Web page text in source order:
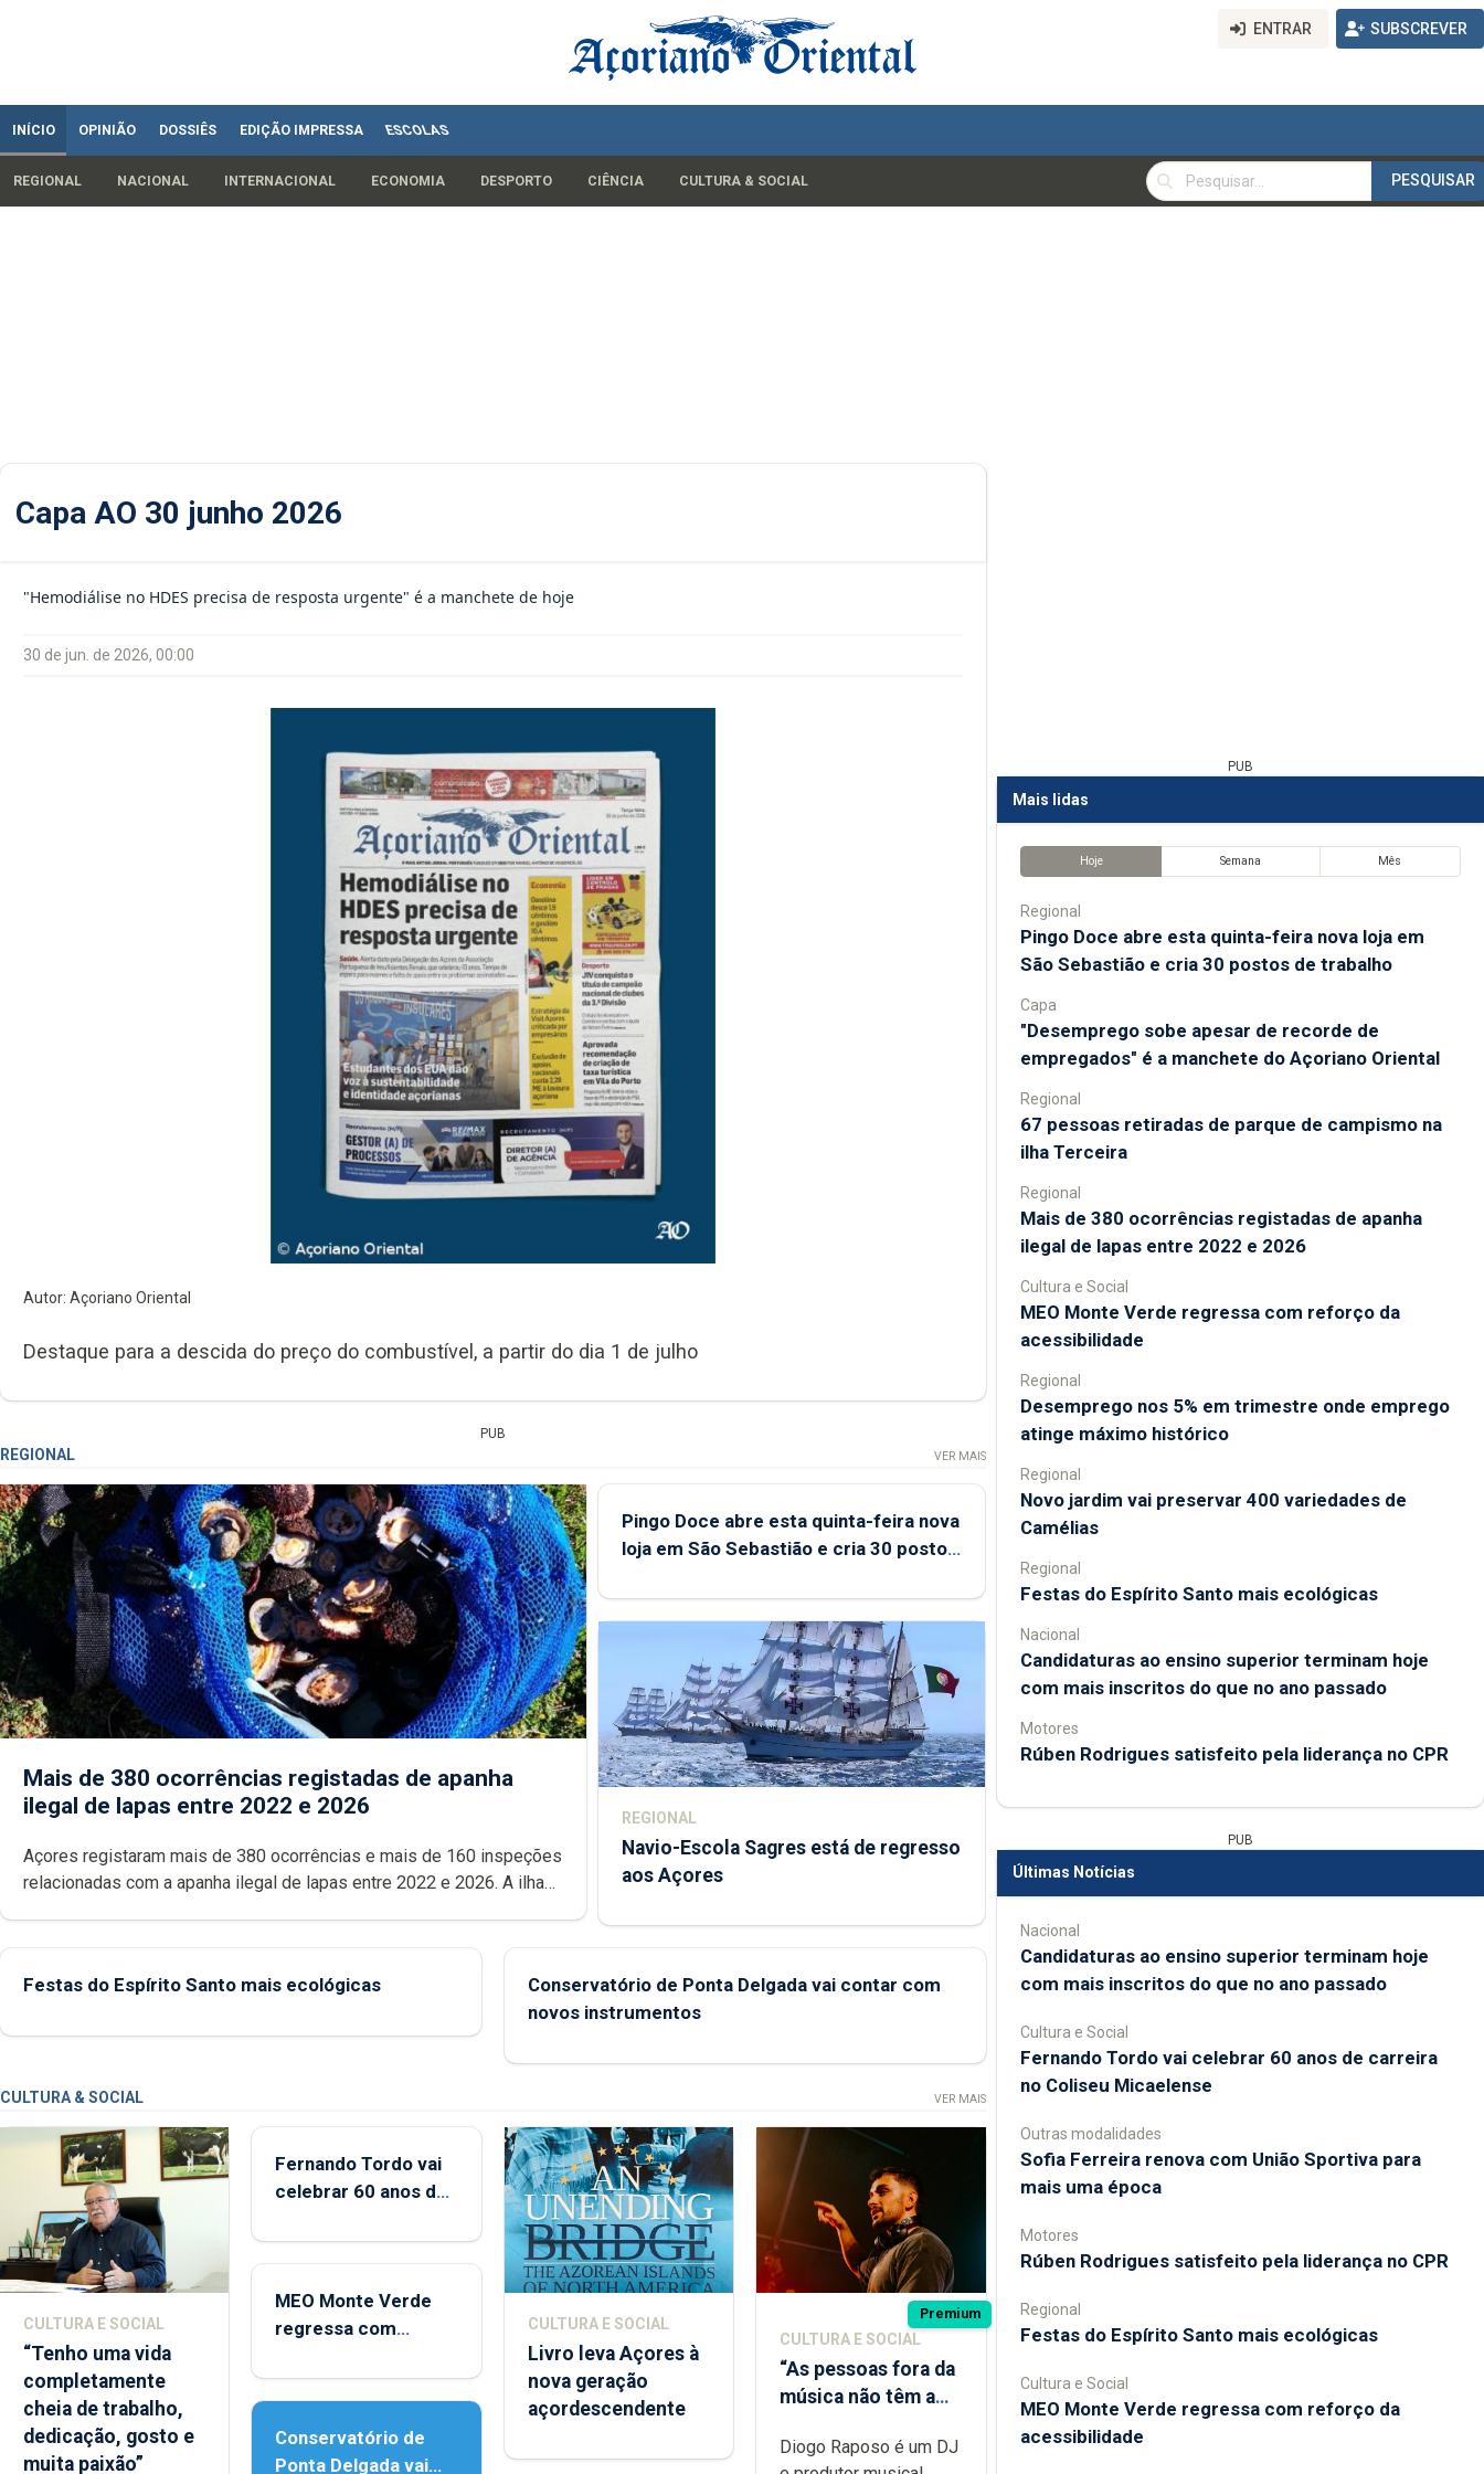
ENTRAR SUBSCREVER
INÍCIO OPINIÃO DOSSIÊS EDIÇÃO IMPRESSA ESCOLAS
REGIONAL NACIONAL INTERNACIONAL ECONOMIA DESPORTO CIÊNCIA CULTURA & SOCIAL
PESQUISAR
PESQUISAR
Capa AO 30 junho 2026
"Hemodiálise no HDES precisa de resposta urgente" é a manchete de hoje
30 de jun. de 2026, 00:00
Autor: Açoriano Oriental
Destaque para a descida do preço do combustível, a partir do dia 1 de julho
PUB
REGIONAL VER MAIS
Mais de 380 ocorrências registadas de apanha
ilegal de lapas entre 2022 e 2026
Açores registaram mais de 380 ocorrências e mais de 160 inspeções
relacionadas com a apanha ilegal de lapas entre 2022 e 2026. A ilha
Pingo Doce abre esta quinta-feira nova
loja em São Sebastião e cria 30 postos
REGIONAL
Navio-Escola Sagres está de regresso
aos Açores
Festas do Espírito Santo mais ecológicas
Conservatório de Ponta Delgada vai contar com
novos instrumentos
CULTURA & SOCIAL VER MAIS
CULTURA E SOCIAL
“Tenho uma vida
completamente
cheia de trabalho,
dedicação, gosto e
muita paixão”
Fernando Tordo vai
celebrar 60 anos de
Micaelense
MEO Monte Verde
regressa com
acessibilidade
Conservatório de
Ponta Delgada vai
CULTURA E SOCIAL
Livro leva Açores à
nova geração
açordescendente
Premium
CULTURA E SOCIAL
“As pessoas fora da
música não têm a
difícil é produzir
Diogo Raposo é um DJ
PUB
Mais lidas
Hoje Semana Mês
Regional
Pingo Doce abre esta quinta-feira nova loja em
São Sebastião e cria 30 postos de trabalho
Capa
"Desemprego sobe apesar de recorde de
empregados" é a manchete do Açoriano Oriental
Regional
67 pessoas retiradas de parque de campismo na
ilha Terceira
Regional
Mais de 380 ocorrências registadas de apanha
ilegal de lapas entre 2022 e 2026
Cultura e Social
MEO Monte Verde regressa com reforço da
acessibilidade
Regional
Desemprego nos 5% em trimestre onde emprego
atinge máximo histórico
Regional
Novo jardim vai preservar 400 variedades de
Camélias
Regional
Festas do Espírito Santo mais ecológicas
Nacional
Candidaturas ao ensino superior terminam hoje
com mais inscritos do que no ano passado
Motores
Rúben Rodrigues satisfeito pela liderança no CPR
PUB
Últimas Notícias
Nacional
Candidaturas ao ensino superior terminam hoje
com mais inscritos do que no ano passado
Cultura e Social
Fernando Tordo vai celebrar 60 anos de carreira
no Coliseu Micaelense
Outras modalidades
Sofia Ferreira renova com União Sportiva para
mais uma época
Motores
Rúben Rodrigues satisfeito pela liderança no CPR
Regional
Festas do Espírito Santo mais ecológicas
Cultura e Social
MEO Monte Verde regressa com reforço da
acessibilidade